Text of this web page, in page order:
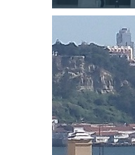
Le PalÃ¡cio de
palais néo-
Découvrez le